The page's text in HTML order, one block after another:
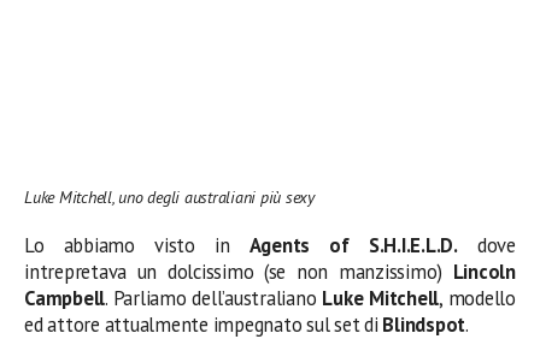
Luke Mitchell, uno degli australiani più sexy
Lo abbiamo visto in Agents of S.H.I.E.L.D.dove
intrepretava un dolcissimo (se non manzissimo) Lincoln
Campbell. Parliamo dell’australiano Luke Mitchell, modello
ed attore attualmente impegnato sul set di Blindspot.